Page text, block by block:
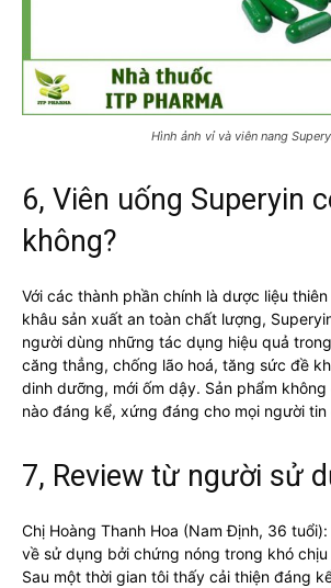
Hình ảnh vỉ và viên nang
6, Viên uống Superyin
không?
Với các thành phần chính là dược liệu
khâu sản xuất an toàn chất lượng,
người dùng những tác dụng hiệu quả
căng thẳng, chống lão hoá, tăng sức đề
dinh dưỡng, mới ốm dậy. Sản phẩm
nào đáng kể, xứng đáng cho mọi người tin
7, Review từ người sử
Chị Hoàng Thanh Hoa (Nam Định, 36 tuổi):
về sử dụng bởi chứng nóng trong khó
Sau một thời gian tôi thấy cải thiện đáng